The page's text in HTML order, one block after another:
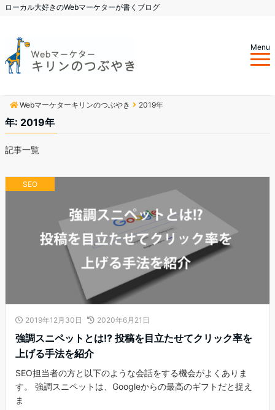
ローカル大好きのWebマーケターが書くブログ
Menu
Webマーケターキリンのつぶやき 2019年
年: 2019年
記事一覧
SEO
2019年12月30日 2020年6月21日
強調スニペットとは!? 投稿を目立たせてクリック率を
上げる手法を紹介
SEO担当者の方と以下のような会話をする機会がよくありま
す。 強調スニペットは、Googleからの最高のギフトだと捉え
ま